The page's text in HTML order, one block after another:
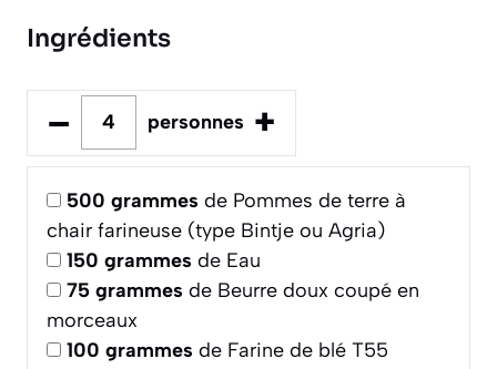
Ingrédients
– personnes +
500 grammes de Pommes de terre à
chair farineuse (type Bintje ou Agria)
150 grammes de Eau
75 grammes de Beurre doux coupé en
morceaux
100 grammes de Farine de blé T55